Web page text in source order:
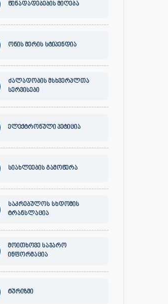
წინადადებების მიღება
ონის მერის სტიპენდია
ძალადობის მსხვერპლთა
სერვისები
ელექტრონული პეტიცია
სიახლეების გამოწერა
საკრებულოს სხდომის
ტრანსლაცია
მოითხოვე საჯარო
ინფორმაცია
ტურიზმი